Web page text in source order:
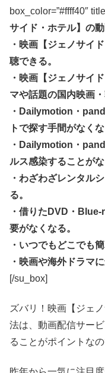
box_color=”#ffff40″
サイド・ホテル】の
・映画【ジェノサイ
聴できる。
・映画【ジェノサイ
マや話題の国内映画
・Dailymotion・
トで探す手間がなくな
・Dailymotion・
ルス感染することがな
・わざわざレンタル
る。
・借りたDVD・
要がなくなる。
・いつでもどこでも
・映画や海外ドラマ
[/su_box]
ズバリ！映画【ジェ
法は、動画配信サー
ることがポイントなの